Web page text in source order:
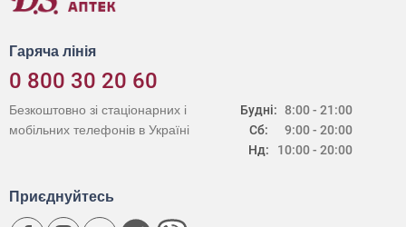
Гаряча лінія
0 800 30 20 60
Будні:
Сб:
Нд:
8:00 - 21:00
9:00 - 20:00
10:00 - 20:00
Безкоштовно зі стаціонарних і
мобільних телефонів в Україні
Приєднуйтесь